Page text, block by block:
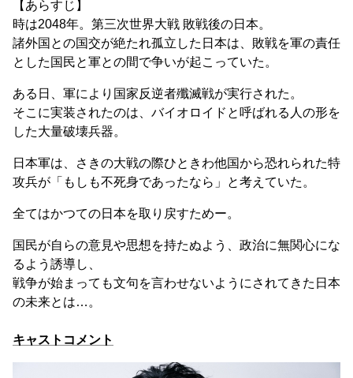
【あらすじ】
時は2048年。第三次世界大戦 敗戦後の日本。
諸外国との国交が絶たれ孤立した日本は、敗戦を軍の責任
とした国民と軍との間で争いが起こっていた。
ある日、軍により国家反逆者殲滅戦が実行された。
そこに実装されたのは、バイオロイドと呼ばれる人の形を
した大量破壊兵器。
日本軍は、さきの大戦の際ひときわ他国から恐れられた特
攻兵が「もしも不死身であったなら」と考えていた。
全てはかつての日本を取り戻すためー。
国民が自らの意見や思想を持たぬよう、政治に無関心にな
るよう誘導し、
戦争が始まっても文句を言わせないようにされてきた日本
の未来とは…。
キャストコメント